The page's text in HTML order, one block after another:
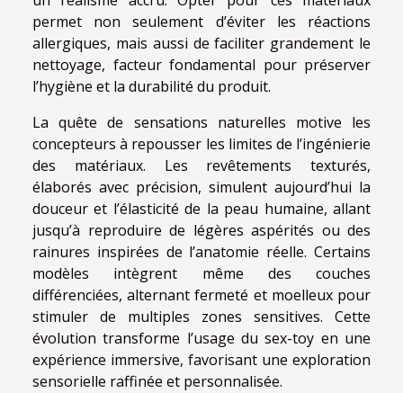
permet non seulement d’éviter les réactions
allergiques, mais aussi de faciliter grandement le
nettoyage, facteur fondamental pour préserver
l’hygiène et la durabilité du produit.
La quête de sensations naturelles motive les
concepteurs à repousser les limites de l’ingénierie
des matériaux. Les revêtements texturés,
élaborés avec précision, simulent aujourd’hui la
douceur et l’élasticité de la peau humaine, allant
jusqu’à reproduire de légères aspérités ou des
rainures inspirées de l’anatomie réelle. Certains
modèles intègrent même des couches
différenciées, alternant fermeté et moelleux pour
stimuler de multiples zones sensitives. Cette
évolution transforme l’usage du sex-toy en une
expérience immersive, favorisant une exploration
sensorielle raffinée et personnalisée.